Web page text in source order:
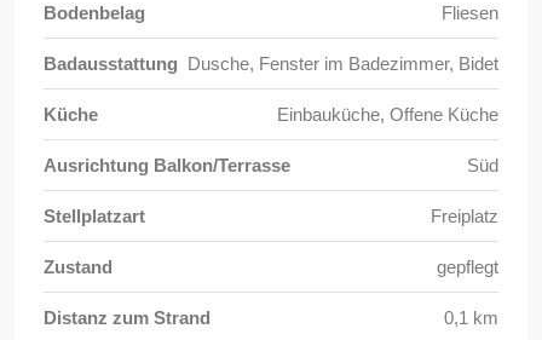
Bodenbelag Fliesen
Badausstattung Dusche, Fenster im Badezimmer, Bidet
Küche Einbauküche, Offene Küche
Ausrichtung Balkon/Terrasse Süd
Stellplatzart Freiplatz
Zustand gepflegt
Distanz zum Strand 0,1 km